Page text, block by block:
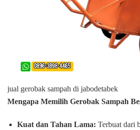
jual gerobak sampah di jabodetabek
Mengapa Memilih Gerobak Sampah
Kuat dan Tahan Lama: Terbuat dari